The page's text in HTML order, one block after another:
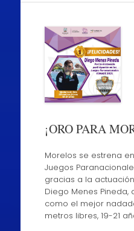
¡ORO PARA
Morelos se estrena
Juegos
gracias a la actuación
Diego Menes
como el mejor
metros libres, 19-21